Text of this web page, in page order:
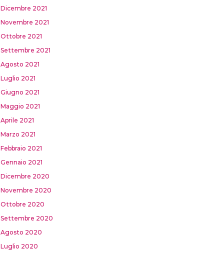
Dicembre 2021
Novembre 2021
Ottobre 2021
Settembre 2021
Agosto 2021
Luglio 2021
Giugno 2021
Maggio 2021
Aprile 2021
Marzo 2021
Febbraio 2021
Gennaio 2021
Dicembre 2020
Novembre 2020
Ottobre 2020
Settembre 2020
Agosto 2020
Luglio 2020